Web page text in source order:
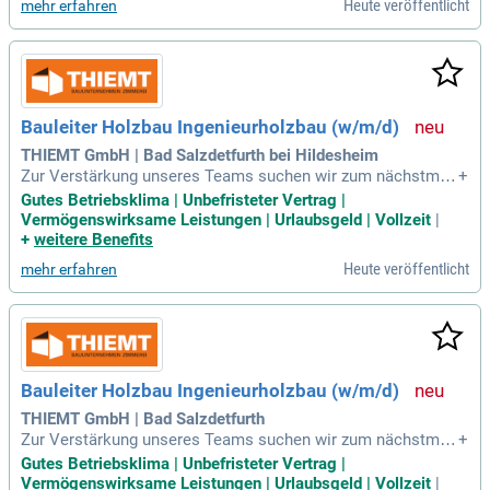
mehr erfahren Heute veröffentlicht
Bauleiter Holzbau Ingenieurholzbau (w/m/d)
THIEMT GmbH | Bad Salzdetfurth bei Hildesheim
Zur Verstärkung unseres Teams suchen wir zum nächstmög
lichen Zeitpunkt in Vollzeit einen: Bauleiter Holzbau /Holzb
auingenieur / Zimmermeister (w/m/d): Eigenständige Leitun
g und Steuerung von Bauprojekten im Neubau sowie Altbau
+
Gutes Betriebsklima | Unbefristeter Vertrag |
Vermögenswirksame Leistungen | Urlaubsgeld | Vollzeit |
+ weitere Benefits
mehr erfahren Heute veröffentlicht
Bauleiter Holzbau Ingenieurholzbau (w/m/d)
THIEMT GmbH | Bad Salzdetfurth
Zur Verstärkung unseres Teams suchen wir zum nächstmög
lichen Zeitpunkt in Vollzeit einen: Bauleiter Holzbau /Holzb
auingenieur / Zimmermeister (w/m/d): Eigenständige Leitun
+
Gutes Betriebsklima | Unbefristeter Vertrag |
Vermögenswirksame Leistungen | Urlaubsgeld | Vollzeit